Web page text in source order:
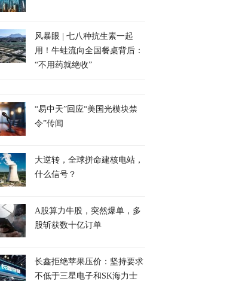
风暴眼 | 七八种抗生素一起
用！牛蛙流向全国餐桌背后：
“不用药就绝收”
“易中天”回应“美国光模块禁
令”传闻
大逆转，全球拼命建核电站，
什么信号？
A股算力牛股，突然爆单，多
股斩获数十亿订单
长鑫拒绝苹果压价：坚持要求
不低于三星电子和SK海力士